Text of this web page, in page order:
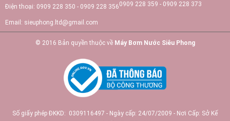
Điện thoại: 0909 228 350 - 0909 228 3560909 228 359 - 0909 228 373
Email: sieuphong.ltd@gmail.com
© 2016 Bản quyền thuộc về Máy Bơm Nước Siêu Phong
Số giấy phép ĐKKD: 0309116497 - Ngày cấp: 24/07/2009 - Nơi Cấp: Sở Kế